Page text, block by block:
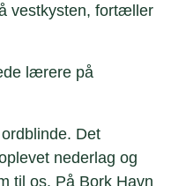
vestkysten, fortæller
lærere på
Det
nederlag og
til os. På Bork Havn